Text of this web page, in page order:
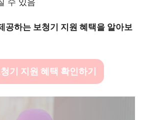
공하는 보청기 지원 혜택을 알아보
기 지원 혜택 확인하기